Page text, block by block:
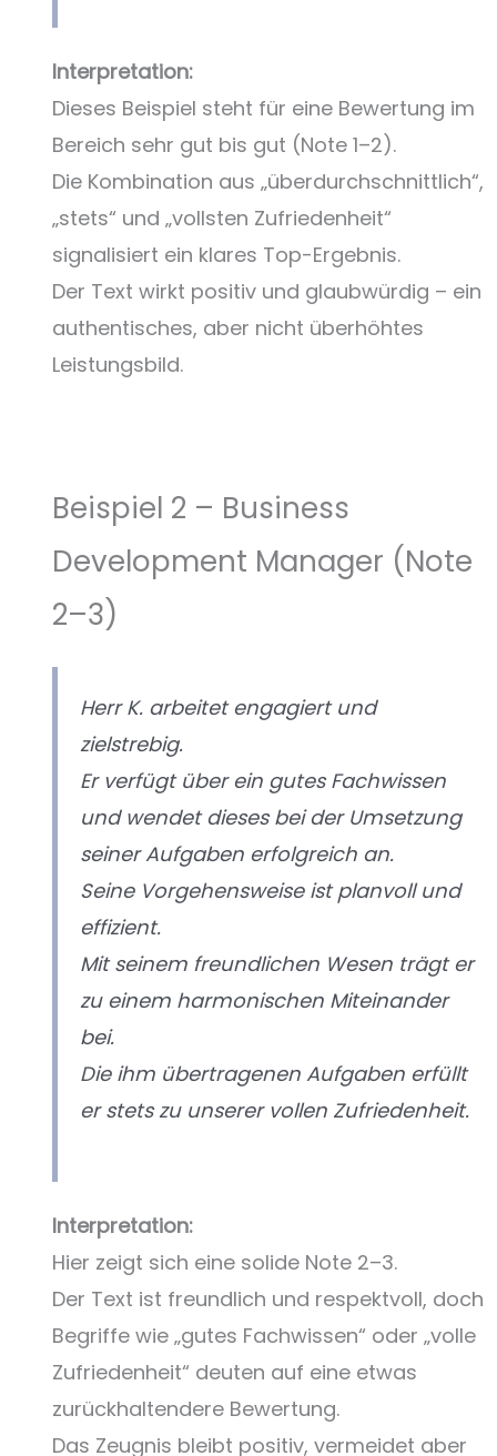
Interpretation:
Dieses Beispiel steht für eine Bewertung im
Bereich sehr gut bis gut (Note 1–2).
Die Kombination aus „überdurchschnittlich“,
„stets“ und „vollsten Zufriedenheit“
signalisiert ein klares Top-Ergebnis.
Der Text wirkt positiv und glaubwürdig – ein
authentisches, aber nicht überhöhtes
Leistungsbild.
Beispiel 2 – Business
Development Manager (Note
2–3)
Herr K. arbeitet engagiert und
zielstrebig.
Er verfügt über ein gutes Fachwissen
und wendet dieses bei der Umsetzung
seiner Aufgaben erfolgreich an.
Seine Vorgehensweise ist planvoll und
effizient.
Mit seinem freundlichen Wesen trägt er
zu einem harmonischen Miteinander
bei.
Die ihm übertragenen Aufgaben erfüllt
er stets zu unserer vollen Zufriedenheit.
Interpretation:
Hier zeigt sich eine solide Note 2–3.
Der Text ist freundlich und respektvoll, doch
Begriffe wie „gutes Fachwissen“ oder „volle
Zufriedenheit“ deuten auf eine etwas
zurückhaltendere Bewertung.
Das Zeugnis bleibt positiv, vermeidet aber